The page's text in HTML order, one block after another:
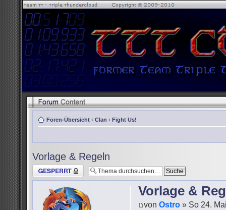
Foren-Übersicht ‹ Clan ‹ Fight Us!
Vorlage & Regeln
Thema gesperrt
Vorlage &
vonOstro » So 24.